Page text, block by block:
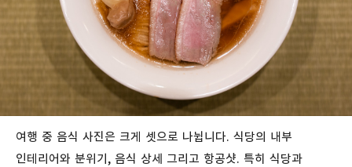
여행 중 음식 사진은 크게 셋으로 나뉩니다. 식당의 내부
인테리어와 분위기, 음식 상세 그리고 항공샷. 특히 식당과